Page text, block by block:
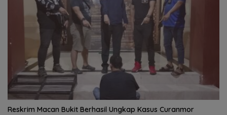
Reskrim Macan Bukit Berhasil Ungkap Kasus Curanmor